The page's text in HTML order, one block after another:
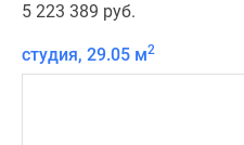
5 223 389 руб.
студия, 29.05 м2